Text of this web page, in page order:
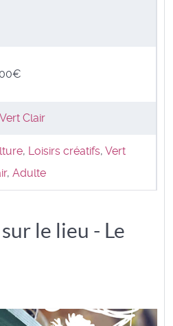
Clair
, Loisirs créatifs, Vert
, Adulte
le lieu - Le